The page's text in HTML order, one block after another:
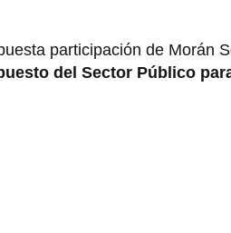
participación de Morán
del Sector Público